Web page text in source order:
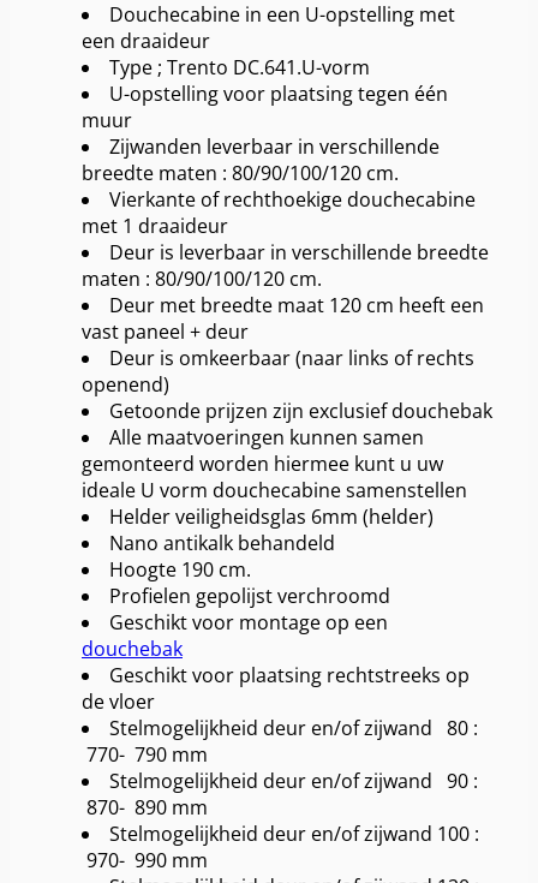
Douchecabine in een U-opstelling met
een draaideur
Type ; Trento DC.641.U-vorm
U-opstelling voor plaatsing tegen één
muur
Zijwanden leverbaar in verschillende
breedte maten : 80/90/100/120 cm.
Vierkante of rechthoekige douchecabine
met 1 draaideur
Deur is leverbaar in verschillende breedte
maten : 80/90/100/120 cm.
Deur met breedte maat 120 cm heeft een
vast paneel + deur
Deur is omkeerbaar (naar links of rechts
openend)
Getoonde prijzen zijn exclusief douchebak
Alle maatvoeringen kunnen samen
gemonteerd worden hiermee kunt u uw
ideale U vorm douchecabine samenstellen
Helder veiligheidsglas 6mm (helder)
Nano antikalk behandeld
Hoogte 190 cm.
Profielen gepolijst verchroomd
Geschikt voor montage op een
douchebak
Geschikt voor plaatsing rechtstreeks op
de vloer
Stelmogelijkheid deur en/of zijwand 80 :
770- 790 mm
Stelmogelijkheid deur en/of zijwand 90 :
870- 890 mm
Stelmogelijkheid deur en/of zijwand 100 :
970- 990 mm